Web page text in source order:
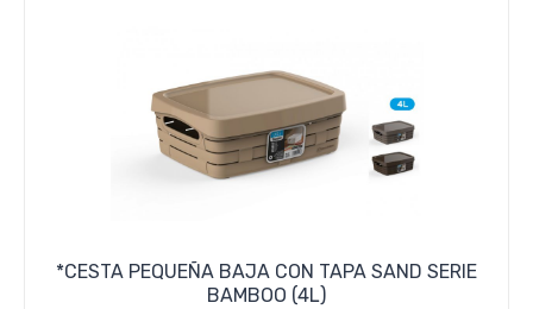
*CESTA PEQUEÑA BAJA CON TAPA SAND SERIE
BAMBOO (4L)